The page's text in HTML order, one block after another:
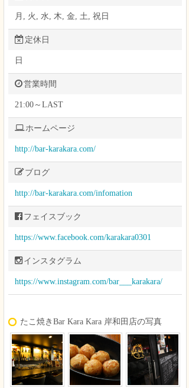
月, 火, 水, 木, 金, 土, 祝日
定休日
日
営業時間
21:00～LAST
ホームページ
http://bar-karakara.com/
ブログ
http://bar-karakara.com/infomation
フェイスブック
https://www.facebook.com/karakara0301
インスタグラム
https://www.instagram.com/bar___karakara/
たこ焼きBar Kara Kara 岸和田店の写真